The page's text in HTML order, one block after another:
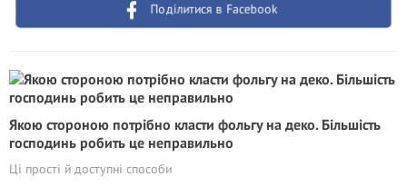
Поділитися в Facebook
Якою стороною потрібно класти фольгу на деко. Більшість
господинь робить це неправильно
Ці прості й доступні способи